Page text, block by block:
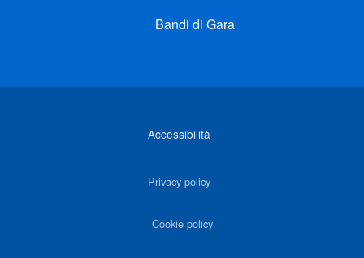
Bandi di Gara
Accessibilità
Privacy policy
Cookie policy